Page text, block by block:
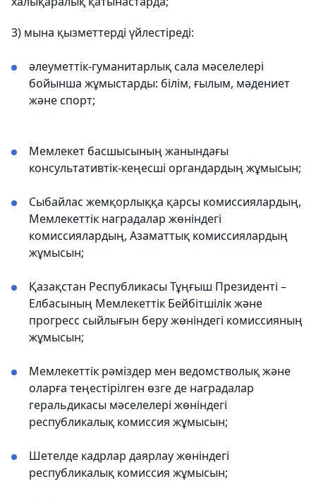
3) мына қызметтерді үйлестіреді:
әлеуметтік-гуманитарлық сала мәселелері
бойынша жұмыстарды: білім, ғылым, мәдениет
және спорт;
Мемлекет басшысының жанындағы
консультативтік-кеңесші органдардың жұмысын;
Сыбайлас жемқорлыққа қарсы комиссиялардың,
Мемлекеттік наградалар жөніндегі
комиссиялардың, Азаматтық комиссиялардың
жұмысын;
Қазақстан Республикасы Тұңғыш Президенті –
Елбасының Мемлекеттік Бейбітшілік және
прогресс сыйлығын беру жөніндегі комиссияның
жұмысын;
Мемлекеттік рәміздер мен ведомстволық және
оларға теңестірілген өзге де наградалар
геральдикасы мәселелері жөніндегі
республикалық комиссия жұмысын;
Шетелде кадрлар даярлау жөніндегі
республикалық комиссия жұмысын;